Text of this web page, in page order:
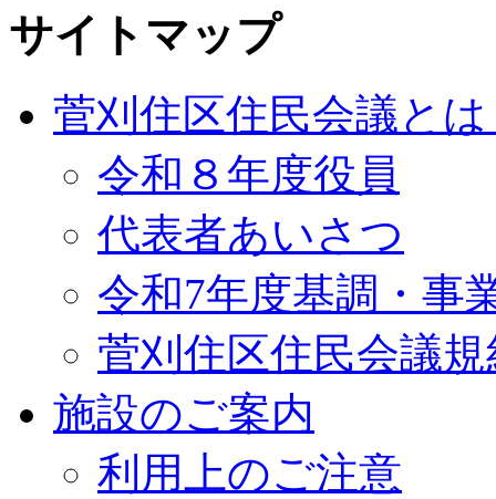
サイトマップ
菅刈住区住民会議と
令和８年度役員
代表者あいさつ
令和7年度基調・事
菅刈住区住民会議規
施設のご案内
利用上のご注意